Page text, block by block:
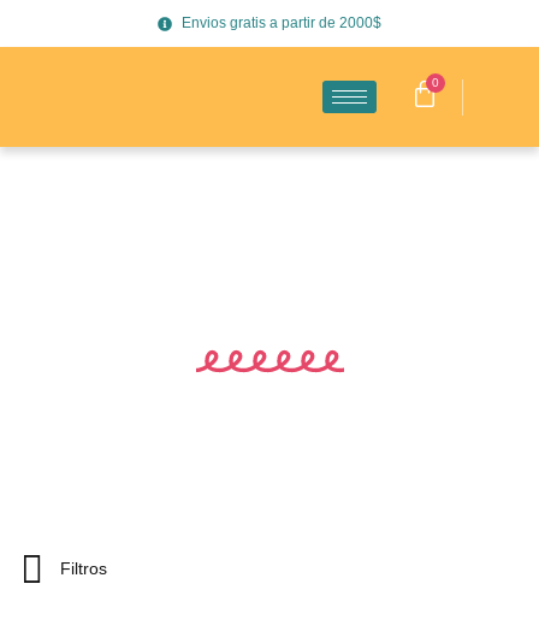
Envios gratis a partir de 2000$
0
Filtros